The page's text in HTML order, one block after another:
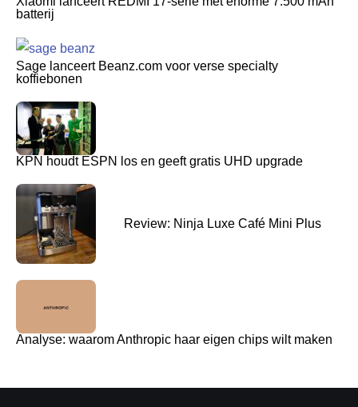
batterij
Sage lanceert Beanz.com voor verse specialty
koffiebonen
KPN houdt ESPN los en geeft gratis UHD upgrade
Review: Ninja Luxe Café Mini Plus
Analyse: waarom Anthropic haar eigen chips wilt maken